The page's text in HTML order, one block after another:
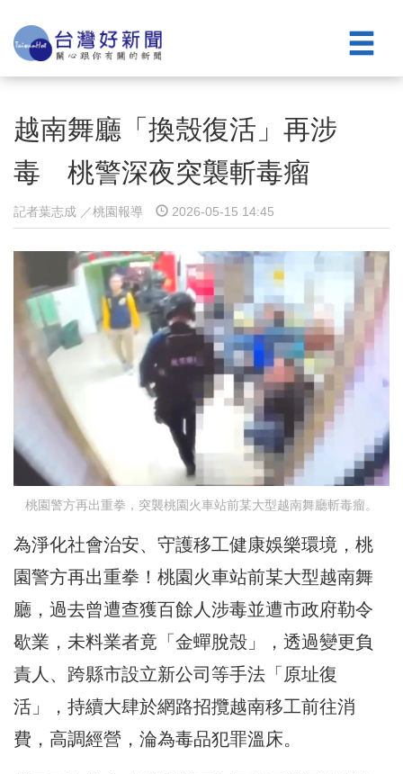
越南舞廳「換殼復活」再涉
毒 桃警深夜突襲斬毒瘤
記者葉志成 ／桃園報導 2026-05-15 14:45
桃園警方再出重拳，突襲桃園火車站前某大型越南舞廳斬毒瘤。
為淨化社會治安、守護移工健康娛樂環境，桃
園警方再出重拳！桃園火車站前某大型越南舞
廳，過去曾遭查獲百餘人涉毒並遭市政府勒令
歇業，未料業者竟「金蟬脫殼」，透過變更負
責人、跨縣市設立新公司等手法「原址復
活」，持續大肆於網路招攬越南移工前往消
費，高調經營，淪為毒品犯罪溫床。